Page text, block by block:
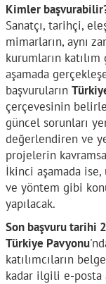
Kimler
Sanatçı, tarihçi,
mimarların, aynı
kurumların
aşamada
başvuruların
çerçevesinin
güncel sorunları
değerlendiren ve
projelerin
İkinci aşamada
ve yöntem gibi
yapılacak.
Son başvuru tarihi
Türkiye Pavyonu
katılımcıların
kadar ilgili e-posta